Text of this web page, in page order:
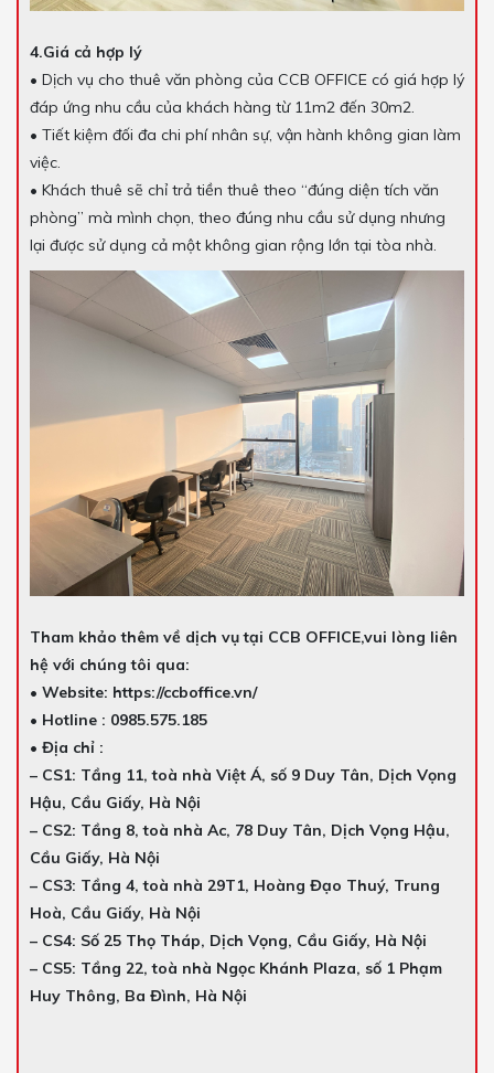
4.Giá cả hợp lý
• Dịch vụ cho thuê văn phòng của CCB OFFICE có giá hợp lý
đáp ứng nhu cầu của khách hàng từ 11m2 đến 30m2.
• Tiết kiệm đối đa chi phí nhân sự, vận hành không gian làm
việc.
• Khách thuê sẽ chỉ trả tiền thuê theo “đúng diện tích văn
phòng” mà mình chọn, theo đúng nhu cầu sử dụng nhưng
lại được sử dụng cả một không gian rộng lớn tại tòa nhà.
Tham khảo thêm về dịch vụ tại CCB OFFICE,vui lòng liên
hệ với chúng tôi qua:
• Website: https://ccboffice.vn/
• Hotline : 0985.575.185
• Địa chỉ :
– CS1: Tầng 11, toà nhà Việt Á, số 9 Duy Tân, Dịch Vọng
Hậu, Cầu Giấy, Hà Nội
– CS2: Tầng 8, toà nhà Ac, 78 Duy Tân, Dịch Vọng Hậu,
Cầu Giấy, Hà Nội
– CS3: Tầng 4, toà nhà 29T1, Hoàng Đạo Thuý, Trung
Hoà, Cầu Giấy, Hà Nội
– CS4: Số 25 Thọ Tháp, Dịch Vọng, Cầu Giấy, Hà Nội
– CS5: Tầng 22, toà nhà Ngọc Khánh Plaza, số 1 Phạm
Huy Thông, Ba Đình, Hà Nội